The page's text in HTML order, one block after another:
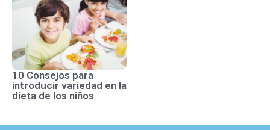
10 Consejos para
introducir variedad en la
dieta de los niños